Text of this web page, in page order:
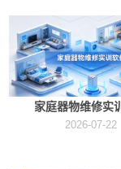
家庭器物维修实
2026-07-22